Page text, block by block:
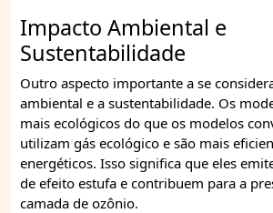
Impacto Ambiental e
Sustentabilidade
Outro aspecto importante a se
ambiental e a sustentabilidade. Os
mais ecológicos do que os modelos
utilizam gás ecológico e são mais
energéticos. Isso significa que eles
de efeito estufa e contribuem para a
camada de ozônio.